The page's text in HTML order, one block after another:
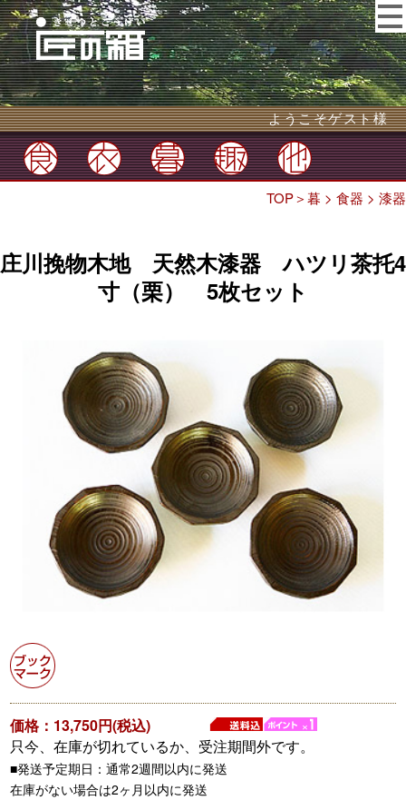
ようこそゲスト様
TOP＞暮 > 食器 > 漆器
庄川挽物木地 天然木漆器 ハツリ茶托4
寸（栗） 5枚セット
価格：13,750円(税込)
只今、在庫が切れているか、受注期間外です。
■発送予定期日：通常2週間以内に発送
在庫がない場合は2ヶ月以内に発送